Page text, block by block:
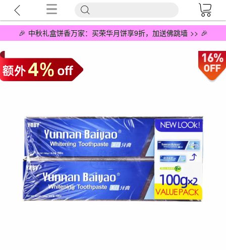
🎉 中秋礼盒饼香万家：买荣华月饼享9折，加送佛跳墙 >> 🎉